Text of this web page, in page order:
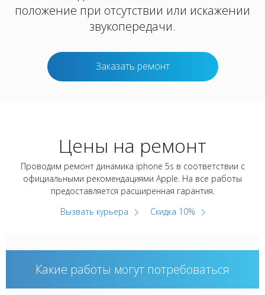
положение при отсутствии или искажении
звукопередачи.
Заказать ремонт
Цены на ремонт
Проводим ремонт динамика iphone 5s в соответствии с
официальными рекомендациями Apple. На все работы
предоставляется расширенная гарантия.
Вызвать курьера
Скидка 10%
Какие работы могут потребоваться